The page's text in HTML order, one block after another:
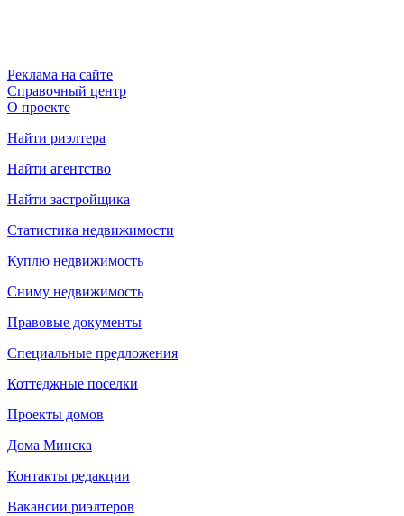
Реклама на сайте
Справочный центр
О проекте
Найти риэлтера
Найти агентство
Найти застройщика
Статистика недвижимости
Куплю недвижимость
Сниму недвижимость
Правовые документы
Специальные предложения
Коттеджные поселки
Проекты домов
Дома Минска
Контакты редакции
Вакансии риэлтеров